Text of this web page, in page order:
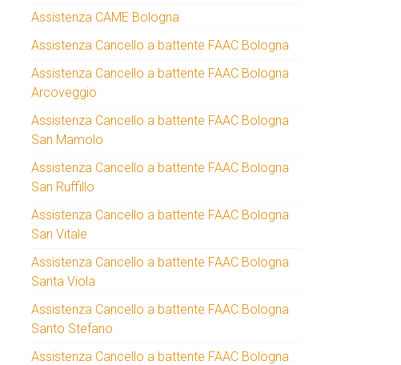
Assistenza CAME Bologna
Assistenza Cancello a battente FAAC Bologna
Assistenza Cancello a battente FAAC Bologna
Arcoveggio
Assistenza Cancello a battente FAAC Bologna
San Mamolo
Assistenza Cancello a battente FAAC Bologna
San Ruffillo
Assistenza Cancello a battente FAAC Bologna
San Vitale
Assistenza Cancello a battente FAAC Bologna
Santa Viola
Assistenza Cancello a battente FAAC Bologna
Santo Stefano
Assistenza Cancello a battente FAAC Bologna